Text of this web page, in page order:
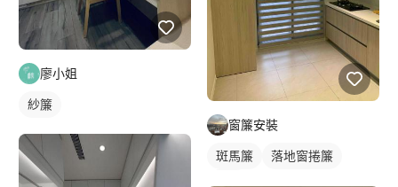
廖小姐
紗簾
窗簾安裝
斑馬簾
落地窗捲簾